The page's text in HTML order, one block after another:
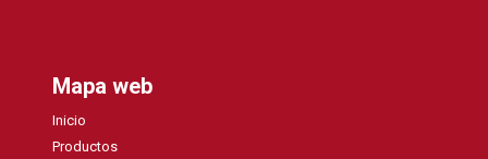
Mapa web
Inicio
Productos